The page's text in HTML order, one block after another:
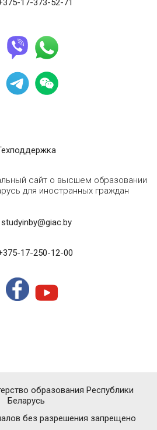
375-17-373-52-71
сайт о высшем образовании
для иностранных граждан
studyinby@giac.by
375-17-250-12-00
без разрешения запрещено
образования Республики
Беларусь